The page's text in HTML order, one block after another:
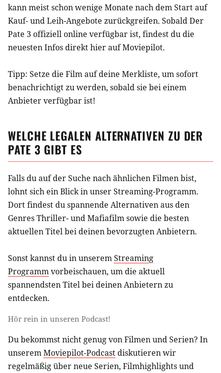
kann meist schon wenige Monate nach dem Start auf
Kauf- und Leih-Angebote zurückgreifen. SobaldDer
Pate 3 offiziell online verfügbar ist, findest du die
neuesten Infos direkt hier auf Moviepilot.
Tipp: Setze die Filmauf deine Merkliste, um sofort
benachrichtigt zu werden, sobald sie bei einem
Anbieter verfügbar ist!
WELCHE LEGALEN ALTERNATIVEN ZU DER
PATE 3 GIBT ES
Falls du auf der Suche nach ähnlichenFilmenbist,
lohnt sich ein Blick in unser Streaming-Programm.
Dort findest du spannende Alternativen aus den
Genres Thriller- und Mafiafilmsowie die besten
aktuellen Titel bei deinen bevorzugten Anbietern.
Sonst kannst du in unseremStreaming
Programmvorbeischauen, um die aktuell
spannendsten Titel bei deinen Anbietern zu
entdecken.
Hör rein in unseren Podcast!
Du bekommst nicht genug von Filmen und Serien? In
unseremMoviepilot-Podcast diskutieren wir
regelmäßig über neue Serien, Filmhighlights und